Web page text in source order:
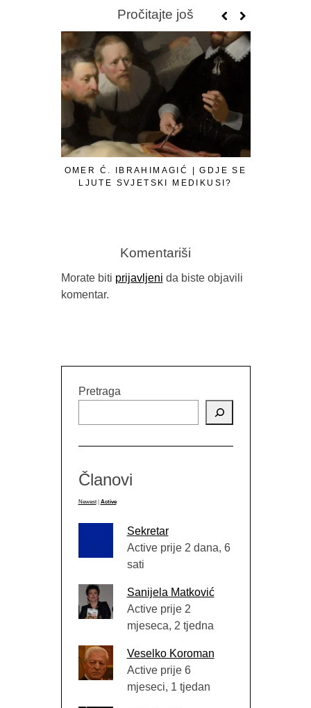
Pročitajte još
OMER Ć. IBRAHIMAGIĆ | GDJE SE
LJUTE SVJETSKI MEDIKUSI?
Komentariši
Morate biti prijavljeni da biste objavili
komentar.
Pretraga
Članovi
Newest Active
Sekretar
Active prije 2 dana, 6
sati
Sanijela Matković
Active prije 2
mjeseca, 2 tjedna
Veselko Koroman
Active prije 6
mjeseci, 1 tjedan